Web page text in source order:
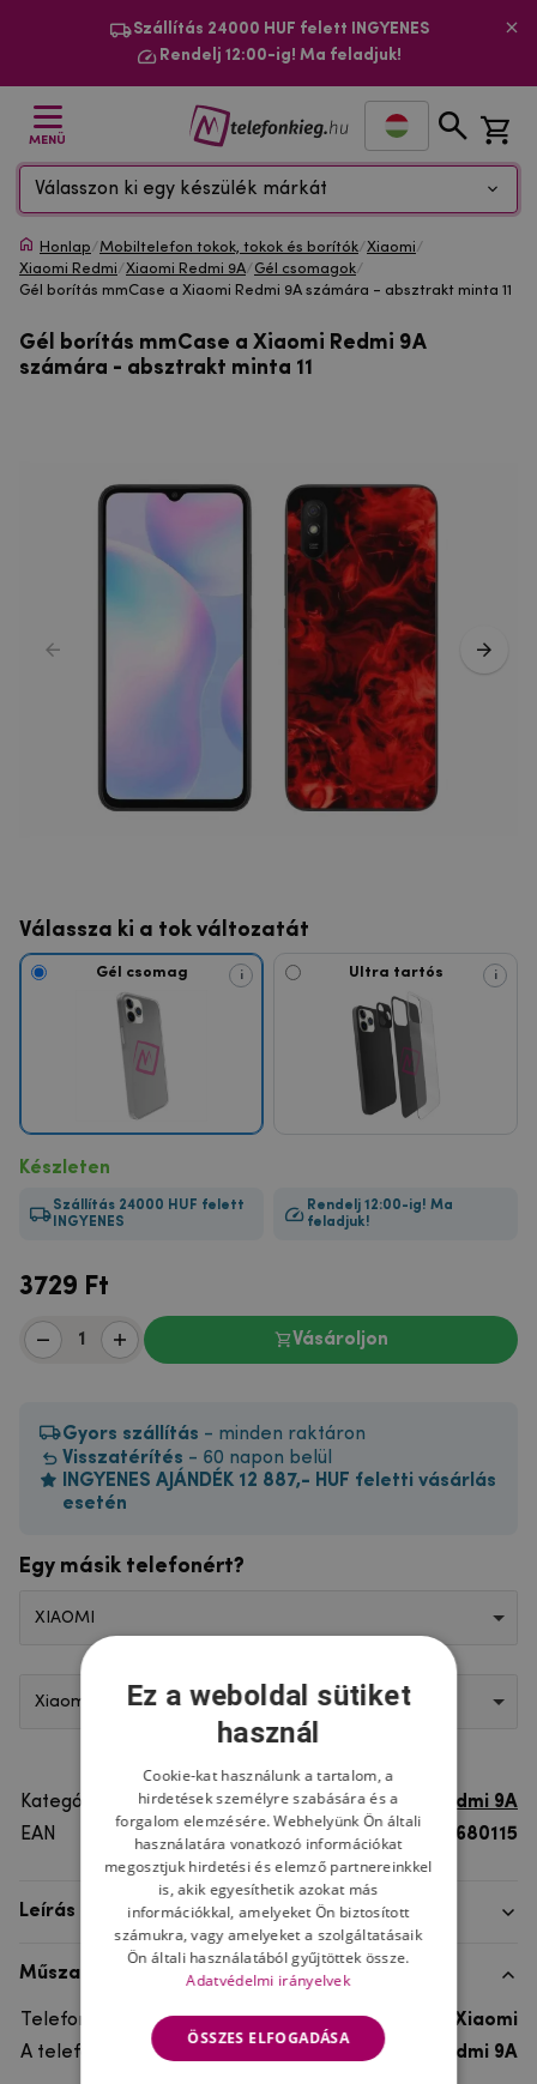
Szállítás 24000 HUF felett INGYENES
Rendelj 12:00-ig! Ma feladjuk!
MENÜ
Válasszon ki egy készülék márkát
Honlap/Mobiltelefon tokok, tokok és borítók/Xiaomi/
Xiaomi Redmi/Xiaomi Redmi 9A/Gél csomagok/
Gél borítás mmCase a Xiaomi Redmi 9A számára - absztrakt minta 11
Gél borítás mmCase a Xiaomi Redmi 9A
számára - absztrakt minta 11
Válassza ki a tok változatát
Gél csomag i Ultra tartós i
Készleten
Szállítás 24000 HUF felett
INGYENES
Rendelj 12:00-ig! Ma
feladjuk!
3729 Ft
Vásároljon
Gyors szállítás - minden raktáron
Visszatérítés - 60 napon belül
INGYENES AJÁNDÉK 12 887,- HUF feletti vásárlás
esetén
Egy másik telefonért?
XIAOMI
Xiaomi Redmi 9A
Kategória
Xiaomi Redmi 9A
EAN
8596579680115
Leírás
Műszaki adatok
Telefon márka
Xiaomi
A telefonmodellhez
Xiaomi Redmi 9A
Ez a weboldal sütiket
használ
Cookie-kat használunk a tartalom, a
hirdetések személyre szabására és a
forgalom elemzésére. Webhelyünk Ön általi
használatára vonatkozó információkat
megosztjuk hirdetési és elemző partnereinkkel
is, akik egyesíthetik azokat más
információkkal, amelyeket Ön biztosított
számukra, vagy amelyeket a szolgáltatásaik
Ön általi használatából gyűjtöttek össze.
Adatvédelmi irányelvek
ÖSSZES ELFOGADÁSA